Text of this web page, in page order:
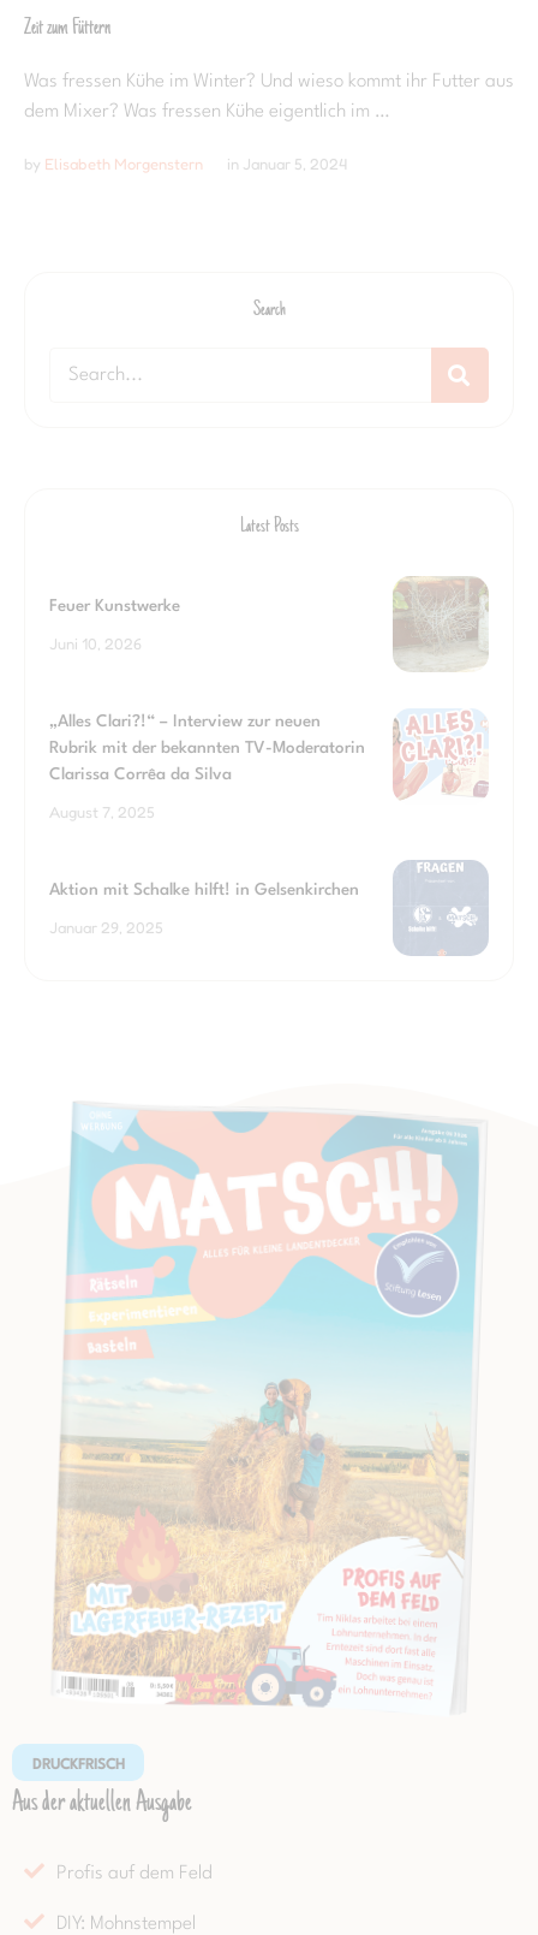
Zeit zum Füttern
Was fressen Kühe im Winter? Und wieso kommt ihr Futter aus
dem Mixer? Was fressen Kühe eigentlich im …
by Elisabeth Morgenstern in Januar 5, 2024
Search
Latest Posts
Feuer Kunstwerke
Juni 10, 2026
„Alles Clari?!“ – Interview zur neuen
Rubrik mit der bekannten TV-Moderatorin
Clarissa Corrêa da Silva
August 7, 2025
Aktion mit Schalke hilft! in Gelsenkirchen
Januar 29, 2025
DRUCKFRISCH
Aus der aktuellen Ausgabe
Profis auf dem Feld
DIY: Mohnstempel